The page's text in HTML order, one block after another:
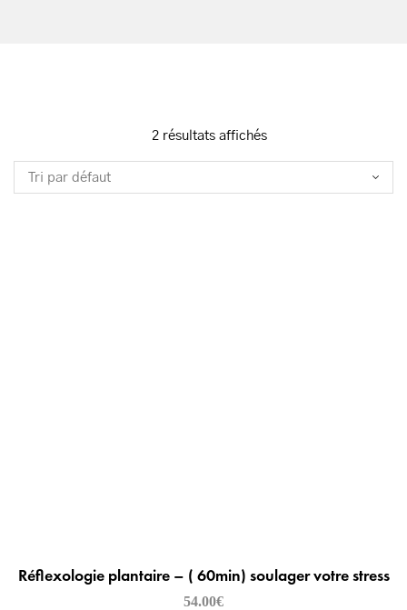
2 résultats affichés
Réflexologie plantaire – ( 60min) soulager votre stress
54.00€